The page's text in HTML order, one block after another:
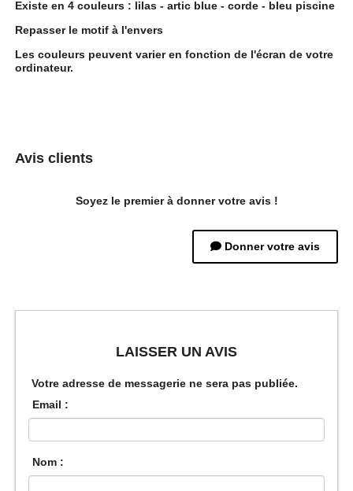
Existe en 4 couleurs : lilas - artic blue - corde - bleu piscine
Repasser le motif à l'envers
Les couleurs peuvent varier en fonction de l'écran de votre
ordinateur.
Avis clients
Soyez le premier à donner votre avis !
Donner votre avis
LAISSER UN AVIS
Votre adresse de messagerie ne sera pas publiée.
Email :
Nom :